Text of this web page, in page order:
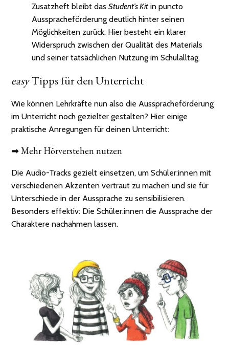
Zusatzheft bleibt dasStudent’s Kit in puncto
Ausspracheförderung deutlich hinter seinen
Möglichkeiten zurück. Hier besteht ein klarer
Widerspruch zwischen der Qualität des Materials
und seiner tatsächlichen Nutzung im Schulalltag.
easyTipps für den Unterricht
Wie können Lehrkräfte nun also die Ausspracheförderung
im Unterricht noch gezielter gestalten? Hier einige
praktische Anregungen für deinen Unterricht:
➡ Mehr Hörverstehen nutzen
Die Audio-Tracks gezielt einsetzen, um Schüler:innen mit
verschiedenen Akzenten vertraut zu machen und sie für
Unterschiede in der Aussprache zu sensibilisieren.
Besonders effektiv: Die Schüler:innen die Aussprache der
Charaktere nachahmen lassen.